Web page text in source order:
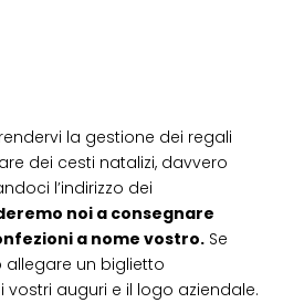
la gestione dei regali
dei cesti natalizi, davvero
l’indirizzo dei
noi a consegnare
a nome vostro. Se
allegare un biglietto
vostri auguri e il logo aziendale.